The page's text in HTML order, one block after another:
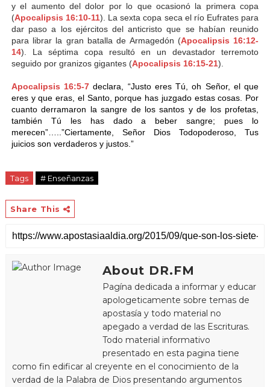
y el aumento del dolor por lo que ocasionó la primera copa
(Apocalipsis 16:10-11). La sexta copa seca el río Eufrates para
dar paso a los ejércitos del anticristo que se habían reunido
para librar la gran batalla de Armagedón (Apocalipsis 16:12-
14). La séptima copa resultó en un devastador terremoto
seguido por granizos gigantes (Apocalipsis 16:15-21).
Apocalipsis 16:5-7 declara, “Justo eres Tú, oh Señor, el que
eres y que eras, el Santo, porque has juzgado estas cosas. Por
cuanto derramaron la sangre de los santos y de los profetas,
también Tú les has dado a beber sangre; pues lo
merecen”…..”Ciertamente, Señor Dios Todopoderoso, Tus
juicios son verdaderos y justos.”
Tags # Enseñanzas
Share This
About DR.FM
Pagína dedicada a informar y educar
apologeticamente sobre temas de
apostasía y todo material no
apegado a verdad de las Escrituras.
Todo material informativo
presentado en esta pagina tiene
como fin edificar al creyente en el conocimiento de la
verdad de la Palabra de Dios presentando argumentos